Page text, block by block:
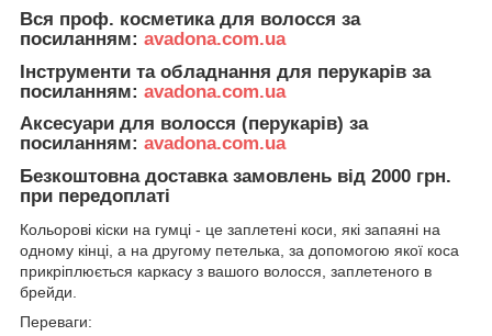
Вся проф. косметика для волосся за
посиланням: avadona.com.ua
Інструменти та обладнання для перукарів за
посиланням: avadona.com.ua
Аксесуари для волосся (перукарів) за
посиланням: avadona.com.ua
Безкоштовна доставка замовлень від 2000 грн.
при передоплаті
Кольорові кіски на гумці - це заплетені коси, які запаяні на
одному кінці, а на другому петелька, за допомогою якої коса
прикріплюється каркасу з вашого волосся, заплетеного в
брейди.
Переваги: